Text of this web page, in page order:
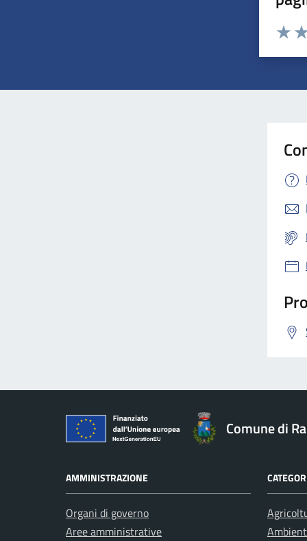
Comune di
AMMINISTRAZIONE
Organi di governo
Aree amministrative